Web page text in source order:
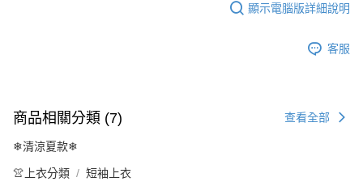
顯示電腦版詳細說明
客服
商品相關分類 (7) 查看全部
❄清涼夏款❄
👚上衣分類 短袖上衣